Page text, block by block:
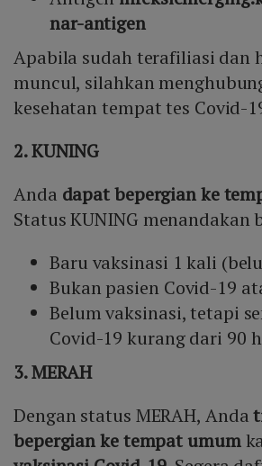
nar-antigen
Apabila sudah terafiliasi dan
muncul, silahkan
kesehatan tempat tes Covid-
2. KUNING
Anda dapat bepergian ke
Status KUNING menandakan
Baru vaksinasi 1 kali
Bukan pasien Covid-19
Belum vaksinasi, tetapi
Covid-19 kurang dari 90
3. MERAH
Dengan status MERAH, Anda
bepergian ke tempat umum